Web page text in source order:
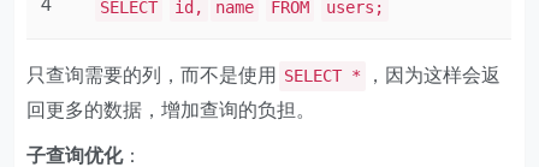
4
SELECT
id, name FROM users;
只查询需要的列，而不是使用 SELECT *
，因为这样会返
回更多的数据，增加查询的负担。
子查询优化：